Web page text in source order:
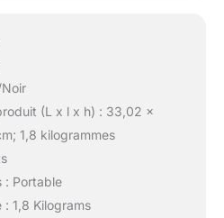
(L x l x h) : 33,02 x
1,8 kilogrammes
: Portable
: 1,8 Kilograms